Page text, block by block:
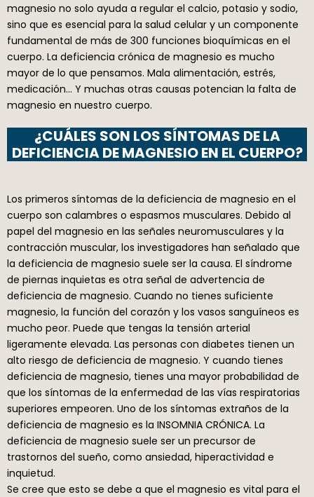
magnesio no solo ayuda a regular el calcio, potasio y sodio,
sino que es esencial para la salud celular y un componente
fundamental de más de 300 funciones bioquímicas en el
cuerpo. La deficiencia crónica de magnesio es mucho
mayor de lo que pensamos. Mala alimentación, estrés,
medicación… Y muchas otras causas potencian la falta de
magnesio en nuestro cuerpo.
¿CUÁLES SON LOS SÍNTOMAS DE LA
DEFICIENCIA DE MAGNESIO EN EL CUERPO?
Los primeros síntomas de la deficiencia de magnesio en el
cuerpo son calambres o espasmos musculares. Debido al
papel del magnesio en las señales neuromusculares y la
contracción muscular, los investigadores han señalado que
la deficiencia de magnesio suele ser la causa. El síndrome
de piernas inquietas es otra señal de advertencia de
deficiencia de magnesio. Cuando no tienes suficiente
magnesio, la función del corazón y los vasos sanguíneos es
mucho peor. Puede que tengas la tensión arterial
ligeramente elevada. Las personas con diabetes tienen un
alto riesgo de deficiencia de magnesio. Y cuando tienes
deficiencia de magnesio, tienes una mayor probabilidad de
que los síntomas de la enfermedad de las vías respiratorias
superiores empeoren. Uno de los síntomas extraños de la
deficiencia de magnesio es la INSOMNIA CRÓNICA. La
deficiencia de magnesio suele ser un precursor de
trastornos del sueño, como ansiedad, hiperactividad e
inquietud.
Se cree que esto se debe a que el magnesio es vital para el